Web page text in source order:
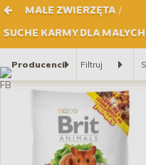
MAŁE ZWIERZĘTA /
SUCHE KARMY DLA